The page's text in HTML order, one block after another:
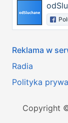
Reklama w
Radia
Polityka
Copyright